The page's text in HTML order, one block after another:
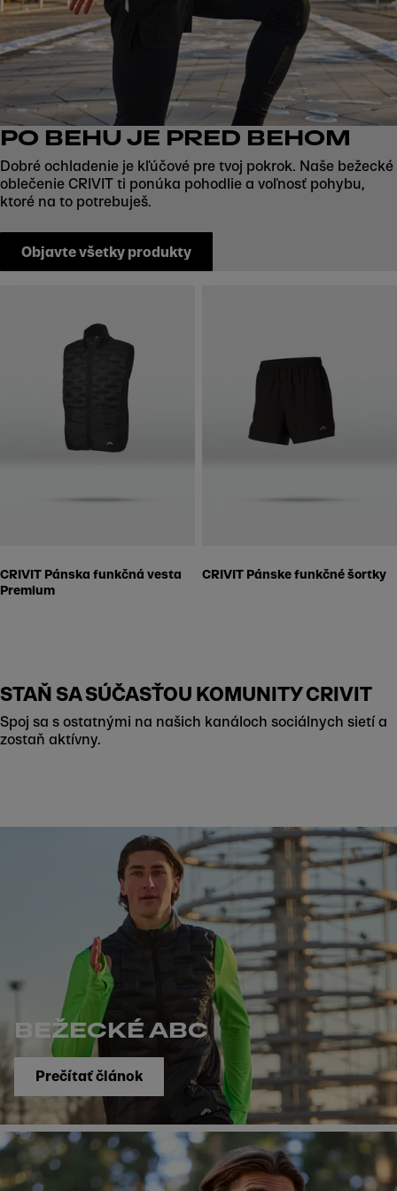
PO BEHU JE PRED BEHOM
Dobré ochladenie je kľúčové pre tvoj pokrok. Naše bežecké
oblečenie CRIVIT ti ponúka pohodlie a voľnosť pohybu,
ktoré na to potrebuješ.
Objavte všetky produkty
CRIVIT Pánska funkčná vesta
Premium
CRIVIT Pánske funkčné šortky
STAŇ SA SÚČASŤOU KOMUNITY CRIVIT
Spoj sa s ostatnými na našich kanáloch sociálnych sietí a
zostaň aktívny.
BEŽECKÉ ABC
Prečítať článok